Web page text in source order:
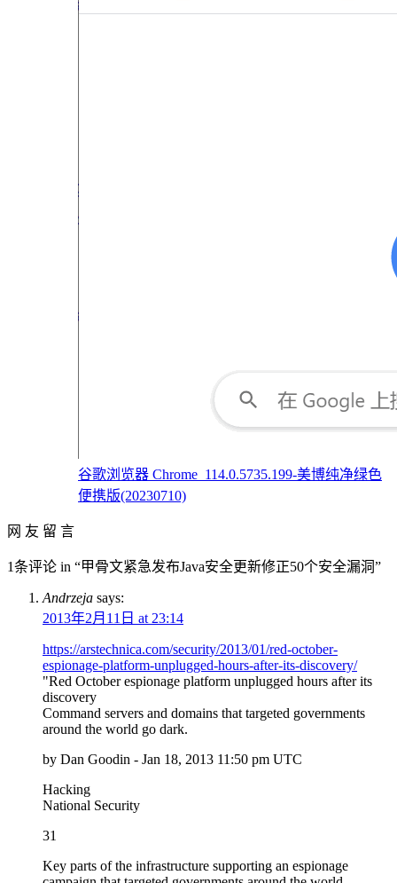
谷歌浏览器 Chrome_114.0.5735.199-美博纯净绿色
便携版(20230710)
网 友 留 言
1条评论 in “甲骨文紧急发布Java安全更新修正50个安全漏洞”
Andrzeja says:
2013年2月11日 at 23:14
https://arstechnica.com/security/2013/01/red-october-
espionage-platform-unplugged-hours-after-its-discovery/
"Red October espionage platform unplugged hours after its
discovery
Command servers and domains that targeted governments
around the world go dark.
by Dan Goodin - Jan 18, 2013 11:50 pm UTC
Hacking
National Security
31
Key parts of the infrastructure supporting an espionage